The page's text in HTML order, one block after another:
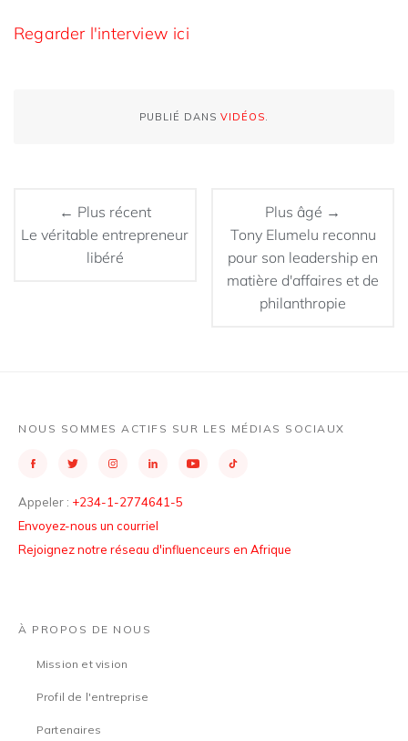
Regarder l'interview ici
PUBLIÉ DANS VIDÉOS.
← Plus récent
Le véritable entrepreneur
libéré
Plus âgé →
Tony Elumelu reconnu
pour son leadership en
matière d'affaires et de
philanthropie
NOUS SOMMES ACTIFS SUR LES MÉDIAS SOCIAUX
Appeler : +234-1-2774641-5
Envoyez-nous un courriel
Rejoignez notre réseau d'influenceurs en Afrique
À PROPOS DE NOUS
Mission et vision
Profil de l'entreprise
Partenaires